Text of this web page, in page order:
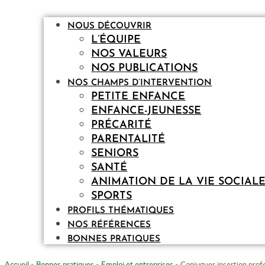
NOUS DÉCOUVRIR
L’ÉQUIPE
NOS VALEURS
NOS PUBLICATIONS
NOS CHAMPS D’INTERVENTION
PETITE ENFANCE
ENFANCE-JEUNESSE
PRÉCARITÉ
PARENTALITÉ
SENIORS
SANTÉ
ANIMATION DE LA VIE SOCIALE
SPORTS
PROFILS THÉMATIQUES
NOS RÉFÉRENCES
BONNES PRATIQUES